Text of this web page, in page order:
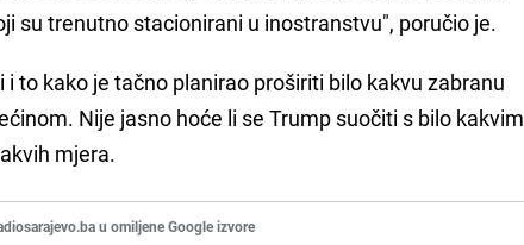
su trenutno stacionirani u inostranstvu", poručio je.
to kako je tačno planirao proširiti bilo kakvu zabranu
Nije jasno hoće li se Trump suočiti s bilo kakvim
mjera.
u omiljene Google izvore